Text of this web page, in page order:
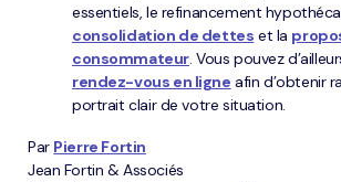
essentiels, le refinancement
consolidation de dettes et la
consommateur. Vous pouvez
rendez-vous en ligne afin d’obtenir
portrait clair de votre situation.
Par Pierre Fortin
Jean Fortin & Associés